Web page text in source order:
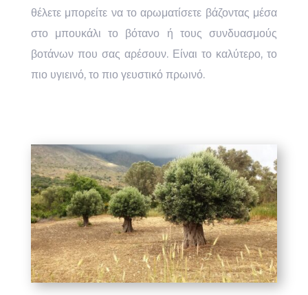
θέλετε μπορείτε να το αρωματίσετε βάζοντας μέσα
στο μπουκάλι το βότανο ή τους συνδυασμούς
βοτάνων που σας αρέσουν. Είναι το καλύτερο, το
πιο υγιεινό, το πιο γευστικό πρωινό.